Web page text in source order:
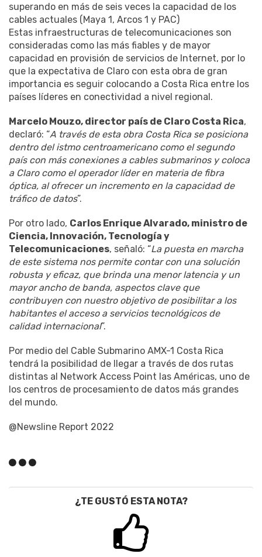
superando en más de seis veces la capacidad de los
cables actuales (Maya 1, Arcos 1 y PAC)
Estas infraestructuras de telecomunicaciones son
consideradas como las más fiables y de mayor
capacidad en provisión de servicios de Internet, por lo
que la expectativa de Claro con esta obra de gran
importancia es seguir colocando a Costa Rica entre los
países líderes en conectividad a nivel regional.
Marcelo Mouzo, director país de Claro Costa Rica,
declaró: “A través de esta obra Costa Rica se posiciona
dentro del istmo centroamericano como el segundo
país con más conexiones a cables submarinos y coloca
a Claro como el operador líder en materia de fibra
óptica, al ofrecer un incremento en la capacidad de
tráfico de datos”.
Por otro lado, Carlos Enrique Alvarado, ministro de
Ciencia, Innovación, Tecnología y
Telecomunicaciones, señaló: “La puesta en marcha
de este sistema nos permite contar con una solución
robusta y eficaz, que brinda una menor latencia y un
mayor ancho de banda, aspectos clave que
contribuyen con nuestro objetivo de posibilitar a los
habitantes el acceso a servicios tecnológicos de
calidad internacional”.
Por medio del Cable Submarino AMX-1 Costa Rica
tendrá la posibilidad de llegar a través de dos rutas
distintas al Network Access Point las Américas, uno de
los centros de procesamiento de datos más grandes
del mundo.
@Newsline Report 2022
¿TE GUSTÓ ESTA NOTA?